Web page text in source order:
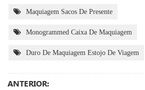
Maquiagem Sacos De Presente
Monogrammed Caixa De Maquiagem
Duro De Maquiagem Estojo De Viagem
ANTERIOR: